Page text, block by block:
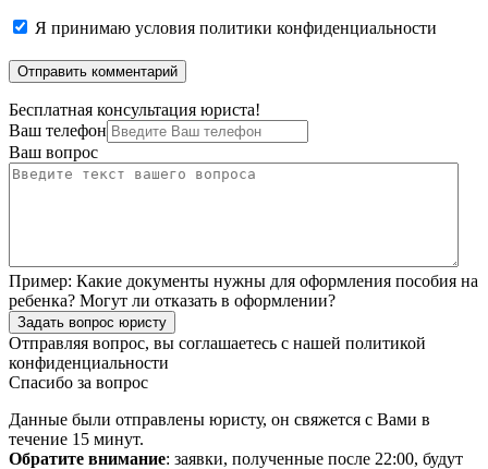
Я принимаю условия политики конфиденциальности
Бесплатная консультация юриста!
Ваш телефон
Ваш вопрос
Пример: Какие документы нужны для оформления пособия на
ребенка? Могут ли отказать в оформлении?
Задать вопрос юристу
Отправляя вопрос, вы соглашаетесь с нашей политикой
конфиденциальности
Спасибо за вопрос
Данные были отправлены юристу, он свяжется с Вами в
течение 15 минут.
Обратите внимание: заявки, полученные после 22:00, будут